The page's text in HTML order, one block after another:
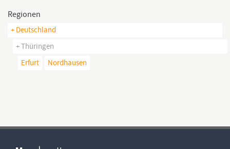
Regionen
+ Deutschland
+ Thüringen
Erfurt
Nordhausen